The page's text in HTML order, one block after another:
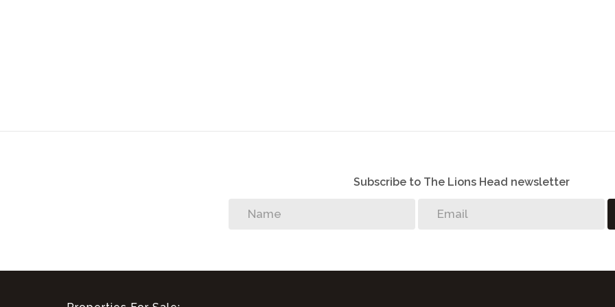
Subscribe to The Lions Head newsletter